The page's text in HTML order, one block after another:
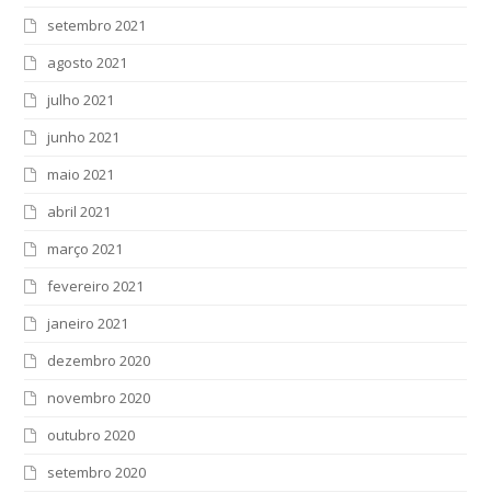
setembro 2021
agosto 2021
julho 2021
junho 2021
maio 2021
abril 2021
março 2021
fevereiro 2021
janeiro 2021
dezembro 2020
novembro 2020
outubro 2020
setembro 2020